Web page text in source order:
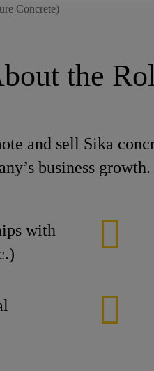
Concrete)
the
and sell Sika
business growth.
with